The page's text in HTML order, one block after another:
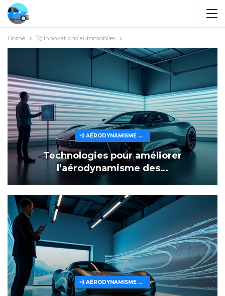
Home 🚀 Innovations automobiles
💨 AÉRODYNAMISME ET EFFICACITÉ
Technologies pour améliorer
l’aérodynamisme des…
💨 AÉRODYNAMISME ET EFFICACITÉ